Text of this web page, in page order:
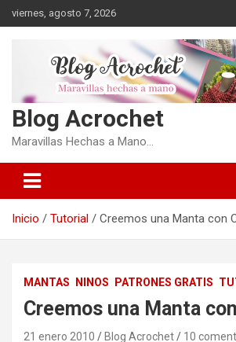
Saltar
al
viernes, agosto 7, 2026
Blog Acrochet
Maravillas Hechas a Mano…
Inicio Tutorial Creemos una Manta con
MANTAS NINOS PATRONES GRATIS
Creemos una Manta
21 enero 2010 Blog Acrochet 10